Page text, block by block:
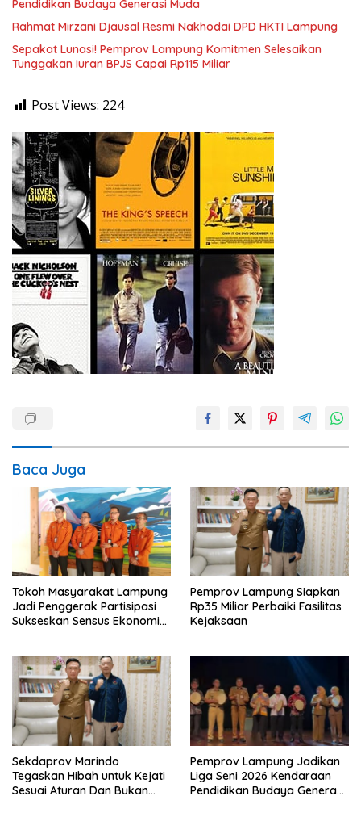
Pendidikan Budaya Generasi Muda
Rahmat Mirzani Djausal Resmi Nakhodai DPD HKTI Lampung
Sepakat Lunasi! Pemprov Lampung Komitmen Selesaikan
Tunggakan Iuran BPJS Capai Rp115 Miliar
Post Views: 224
Baca Juga
Tokoh Masyarakat Lampung
Jadi Penggerak Partisipasi
Sukseskan Sensus Ekonomi
Pemprov Lampung Siapkan
Rp35 Miliar Perbaiki Fasilitas
Kejaksaan
Sekdaprov Marindo
Tegaskan Hibah untuk Kejati
Sesuai Aturan Dan Bukan
Pemprov Lampung Jadikan
Liga Seni 2026 Kendaraan
Pendidikan Budaya Generasi